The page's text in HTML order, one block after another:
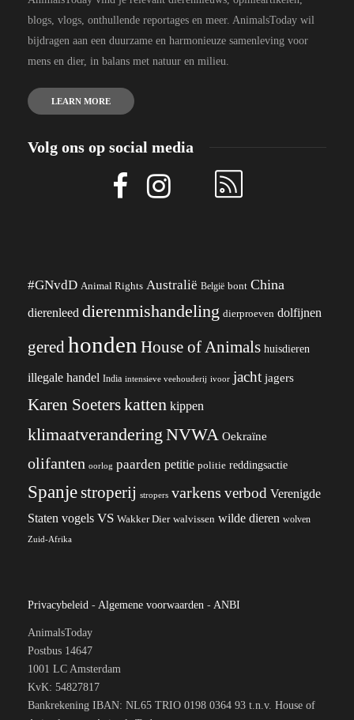
blogs, vlogs, onthullende reportages en meer. AnimalsToday wil
bijdragen aan een duurzame en harmonieuze samenleving voor
mens en dier, in balans met natuur en milieu.
LEARN MORE
Volg ons op social media
#GNvdD Animal Rights Australië België bont China
dierenleed dierenmishandeling dierproeven dolfijnen
gered honden House of Animals huisdieren
illegale handel India intensieve veehouderij ivoor jacht jagers
Karen Soeterskatten kippen
klimaatverandering NVWA Oekraïne
olifanten oorlog paarden petitie politie reddingsactie
Spanjestroperij stropers varkens verbod Verenigde
Staten vogels VS Wakker Dier walvissen wilde dieren wolven
Zuid-Afrika
Privacybeleid - Algemene voorwaarden - ANBI
AnimalsToday
Postbus 14647
1001 LC Amsterdam
KvK: 54827817
Bankrekening IBAN: NL65 TRIO 0198 0364 93 t.n.v. House of